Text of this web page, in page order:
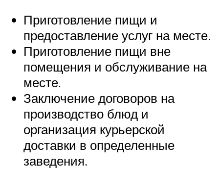
Приготовление пищи и
предоставление услуг на месте.
Приготовление пищи вне
помещения и обслуживание на
месте.
Заключение договоров на
производство блюд и
организация курьерской
доставки в определенные
заведения.